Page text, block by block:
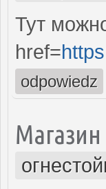
Тут
href=
odpowiedz